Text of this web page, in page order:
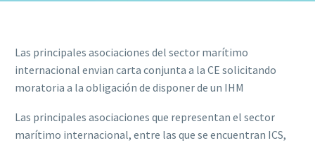
Las principales asociaciones del sector marítimo
internacional envian carta conjunta a la CE solicitando
moratoria a la obligación de disponer de un IHM
Las principales asociaciones que representan el sector
marítimo internacional, entre las que se encuentran ICS,